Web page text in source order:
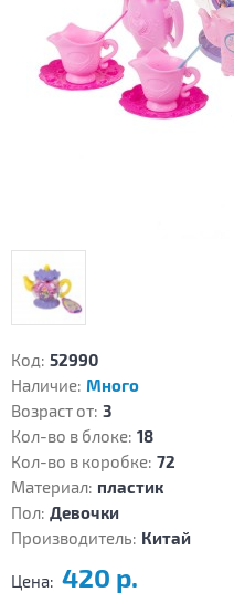
Код: 52990
Наличие: Много
Возраст от: 3
Кол-во в блоке: 18
Кол-во в коробке: 72
Материал: пластик
Пол: Девочки
Производитель: Китай
Цена: 420 р.